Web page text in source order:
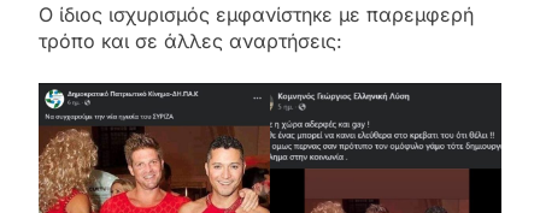
Ο ίδιος ισχυρισμός εμφανίστηκε με παρεμφερή
τρόπο και σε άλλες αναρτήσεις: